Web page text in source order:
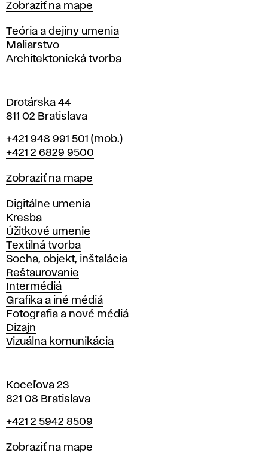
i
l
a
v
Mapa
Zobraziť na mape
Katedry
Teória a dejiny umenia
Maliarstvo
Architektonická tvorba
Drotárska 44
811 02 Bratislava
Telefón
+421 948 991 501 (mob.)
+421 2 6829 9500
Mapa
Zobraziť na mape
Katedry
Digitálne umenia
Kresba
Úžitkové umenie
Textilná tvorba
Socha, objekt, inštalácia
Reštaurovanie
Intermédiá
Grafika a iné médiá
Fotografia a nové médiá
Dizajn
Vizuálna komunikácia
Koceľova 23
821 08 Bratislava
Telefón
+421 2 5942 8509
Mapa
Zobraziť na mape